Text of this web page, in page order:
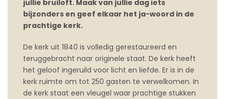
jullie bruiloft. Maak van jullie dag iets
bijzonders en geef elkaar het ja-woord in de
prachtige kerk.
De kerk uit 1840 is volledig gerestaureerd en
teruggebracht naar originele staat. De kerk heeft
het geloof ingeruild voor licht en liefde. Er is in de
kerk ruimte om tot 250 gasten te verwelkomen. In
de kerk staat een vleugel waar prachtige stukken